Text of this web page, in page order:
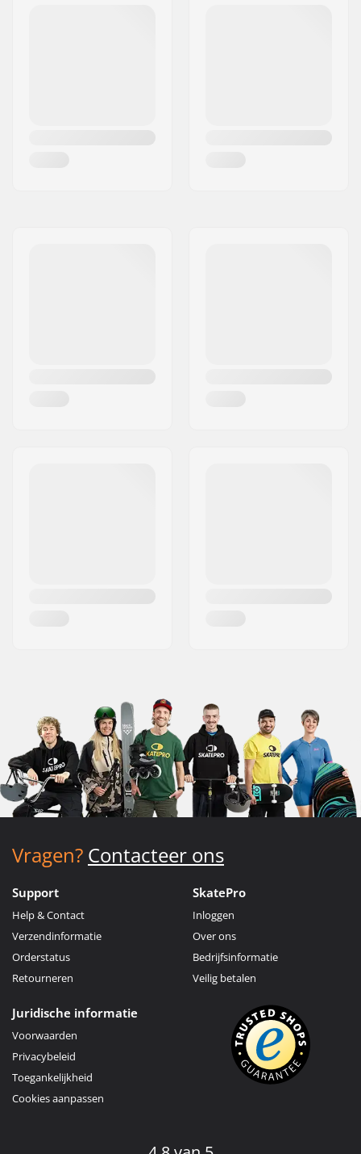
Vragen? Contacteer ons
Support
Help & Contact
Verzendinformatie
Orderstatus
Retourneren
SkatePro
Inloggen
Over ons
Bedrijfsinformatie
Veilig betalen
Juridische informatie
Voorwaarden
Privacybeleid
Toegankelijkheid
Cookies aanpassen